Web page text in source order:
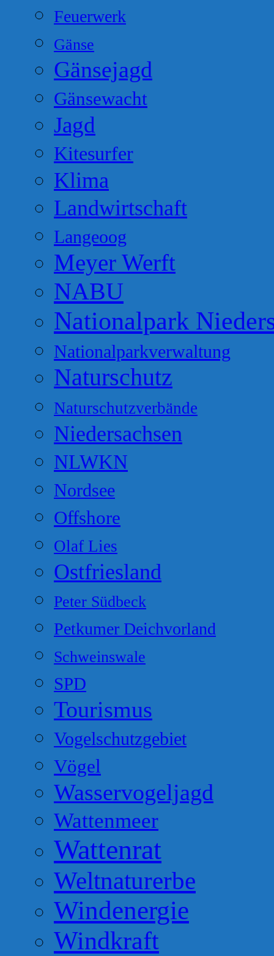
Feuerwerk
Gänse
Gänsejagd
Gänsewacht
Jagd
Kitesurfer
Klima
Landwirtschaft
Langeoog
Meyer Werft
NABU
Nationalpark
Nationalparkverwaltung
Naturschutz
Naturschutzverbände
Niedersachsen
NLWKN
Nordsee
Offshore
Olaf Lies
Ostfriesland
Peter Südbeck
Petkumer Deichvorland
Schweinswale
SPD
Tourismus
Vogelschutzgebiet
Vögel
Wasservogeljagd
Wattenmeer
Wattenrat
Weltnaturerbe
Windenergie
Windkraft